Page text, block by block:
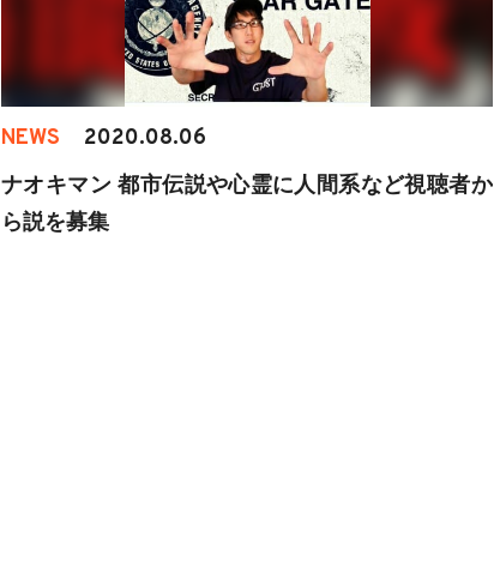
NEWS 2020.08.06
ナオキマン 都市伝説や心霊に人間系など視聴者か
ら説を募集